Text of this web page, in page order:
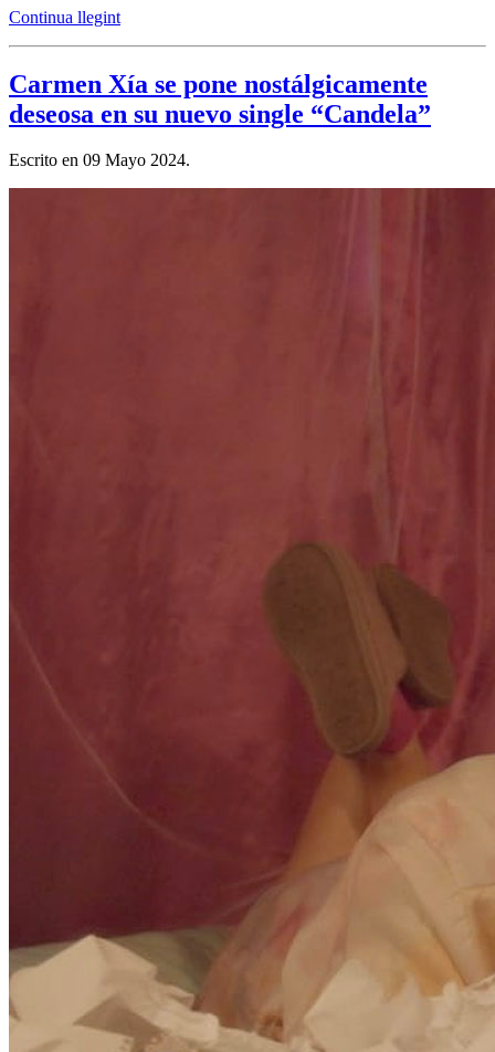
Continua llegint
Carmen Xía se pone nostálgicamente
deseosa en su nuevo single “Candela”
Escrito en 09 Mayo 2024.